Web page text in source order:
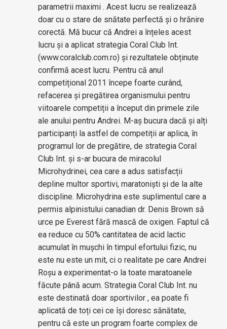
parametrii maximi . Acest lucru se realizează
doar cu o stare de snătate perfectă și o hrănire
corectă. Mă bucur că Andrei a înțeles acest
lucru și a aplicat strategia Coral Club Int.
(www.coralclub.com.ro) și rezultatele obținute
confirmă acest lucru. Pentru că anul
competițional 2011 începe foarte curând,
refacerea și pregătirea organismului pentru
viitoarele competiții a început din primele zile
ale anului pentru Andrei. M-aș bucura dacă și alți
participanți la astfel de competiții ar aplica, în
programul lor de pregătire, de strategia Coral
Club Int. și s-ar bucura de miracolul
Microhydrinei, cea care a adus satisfacții
depline multor sportivi, maratoniști și de la alte
discipline. Microhydrina este suplimentul care a
permis alpinistului canadian dr. Denis Brown să
urce pe Everest fără mască de oxigen. Faptul că
ea reduce cu 50% cantitatea de acid lactic
acumulat în mușchi în timpul efortului fizic, nu
este nu este un mit, ci o realitate pe care Andrei
Roșu a experimentat-o la toate maratoanele
făcute până acum. Strategia Coral Club Int. nu
este destinată doar sportivilor , ea poate fi
aplicată de toți cei ce își doresc sănătate,
pentru că este un program foarte complex de